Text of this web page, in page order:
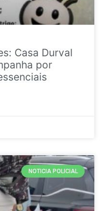
Casa Durval
por
NOTICIA POLICIAL